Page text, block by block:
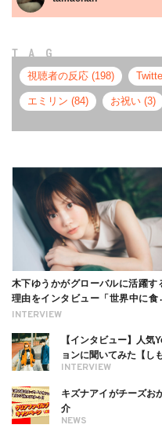
TAG
視聴者の反応 (198)
エミリン (84) お祝い (3)
INTERVIEW
木下ゆうかがグローバルに活躍す
理由をインタビュー「世界中に食
る幸せを伝えたい」新事務所加入に
INTERVIEW
【インタビュー】人
ョンに聞いてみた【し
NEWS
キズナアイがチーズお
介